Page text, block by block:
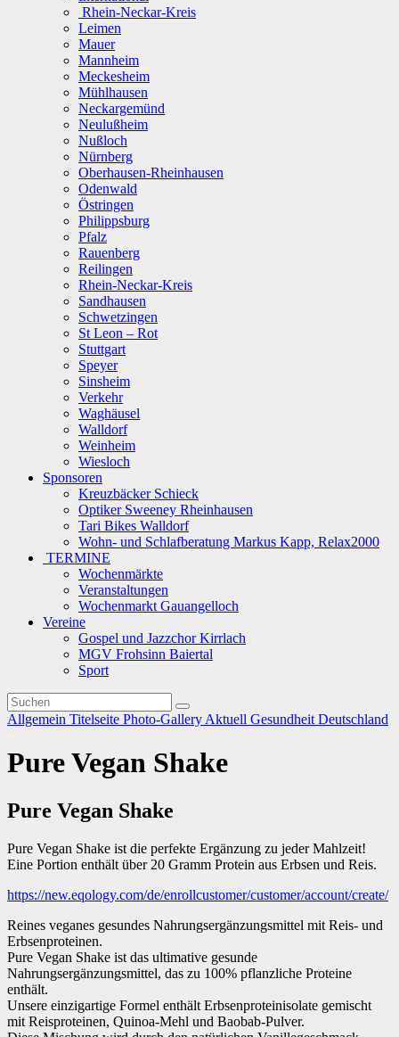
Rhein-Neckar-Kreis
Leimen
Mauer
Mannheim
Meckesheim
Mühlhausen
Neckargemünd
Neulußheim
Nußloch
Nürnberg
Oberhausen-Rheinhausen
Odenwald
Östringen
Philippsburg
Pfalz
Rauenberg
Reilingen
Rhein-Neckar-Kreis
Sandhausen
Schwetzingen
St Leon – Rot
Stuttgart
Speyer
Sinsheim
Verkehr
Waghäusel
Walldorf
Weinheim
Wiesloch
Sponsoren
Kreuzbäcker Schieck
Optiker Sweeney Rheinhausen
Tari Bikes Walldorf
Wohn- und Schlafberatung Markus Kapp, Relax2000
TERMINE
Wochenmärkte
Veranstaltungen
Wochenmarkt Gauangelloch
Vereine
Gospel und Jazzchor Kirrlach
MGV Frohsinn Baiertal
Sport
Allgemein Titelseite Photo-Gallery Aktuell Gesundheit Deutschland
Pure Vegan Shake
Pure Vegan Shake
Pure Vegan Shake ist die perfekte Ergänzung zu jeder Mahlzeit!
Eine Portion enthält über 20 Gramm Protein aus Erbsen und Reis.
https://new.eqology.com/de/enrollcustomer/customer/account/create/
Reines veganes gesundes Nahrungsergänzungsmittel mit Reis- und
Erbsenproteinen.
Pure Vegan Shake ist das ultimative gesunde
Nahrungsergänzungsmittel, das zu 100% pflanzliche Proteine
enthält.
Unsere einzigartige Formel enthält Erbsenproteinisolate gemischt
mit Reisproteinen, Quinoa-Mehl und Baobab-Pulver.